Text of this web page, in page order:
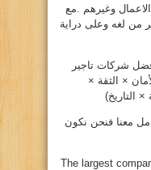
وغيرهم .مع
من لغه وعلى دراية
شركات تاجير
× الثقة ×
× التاريخ)
معنا فنحن نكون
The largest